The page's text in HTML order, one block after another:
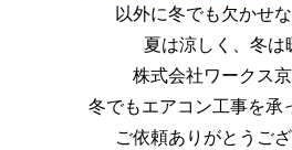
以外に冬でも欠かせ
夏は涼しく、冬
株式会社ワークス京
冬でもエアコン工事を承
ご依頼ありがとうござ